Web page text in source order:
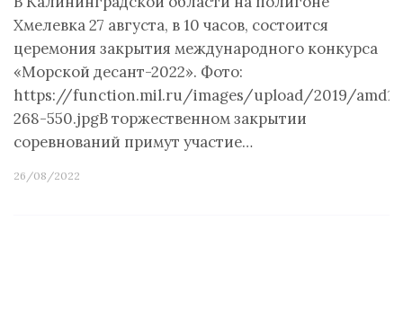
Хмелевка 27 августа, в 10 часов, состоится
церемония закрытия международного конкурса
«Морской десант-2022». Фото:
https://function.mil.ru/images/upload/2019/amd1-
268-550.jpgВ торжественном закрытии
соревнований примут участие…
26/08/2022